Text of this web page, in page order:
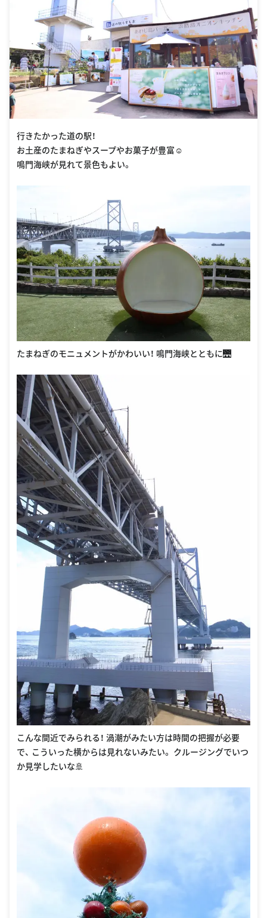
行きたかった道の駅！
お土産のたまねぎやスープやお菓子が豊富︎︎☺︎
鳴門海峡が見れて景色もよい。
たまねぎのモニュメントがかわいい！ 鳴門海峡とともに🌉
こんな間近でみられる！ 渦潮がみたい方は時間の把握が必要
で、 こういった横からは見れないみたい。 クルージングでいつ
か見学したいな🚢